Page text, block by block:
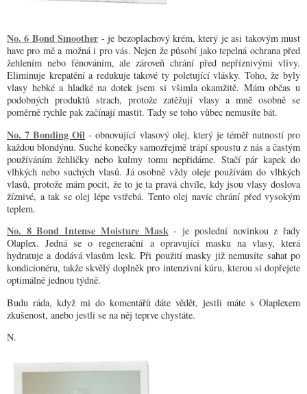
No. 6 Bond Smoother - je bezoplachový krém, který je asi takovým must
have pro mě a možná i pro vás. Nejen že působí jako tepelná ochrana před
žehlením nebo fénováním, ale zároveň chrání před nepříznivými vlivy.
Eliminuje krepatění a redukuje takové ty poletující vlásky. Toho, že byly
vlasy hebké a hladké na dotek jsem si všimla okamžitě. Mám občas u
podobných produktů strach, protože zatěžují vlasy a mně osobně se
poměrně rychle pak začínají mastit. Tady se toho vůbec nemusíte bát.
No. 7 Bonding Oil - obnovující vlasový olej, který je téměř nutností pro
každou blondýnu. Suché konečky samozřejmě trápí spoustu z nás a častým
používáním žehličky nebo kulmy tomu nepřidáme. Stačí pár kapek do
vlhkých nebo suchých vlasů. Já osobně vždy oleje používám do vlhkých
vlasů, protože mám pocit, že to je ta pravá chvíle, kdy jsou vlasy doslova
žíznivé, a tak se olej lépe vstřebá. Tento olej navíc chrání před vysokým
teplem.
No. 8 Bond Intense Moisture Mask- je poslední novinkou z řady
Olaplex. Jedná se o regenerační a opravující masku na vlasy, která
hydratuje a dodává vlasům lesk. Při použití masky již nemusíte sahat po
kondicionéru, takže skvělý doplněk pro intenzivní kúru, kterou si dopřejete
optimálně jednou týdně.
Budu ráda, když mi do komentářů dáte vědět, jestli máte s Olaplexem
zkušenost, anebo jestli se na něj teprve chystáte.
N.